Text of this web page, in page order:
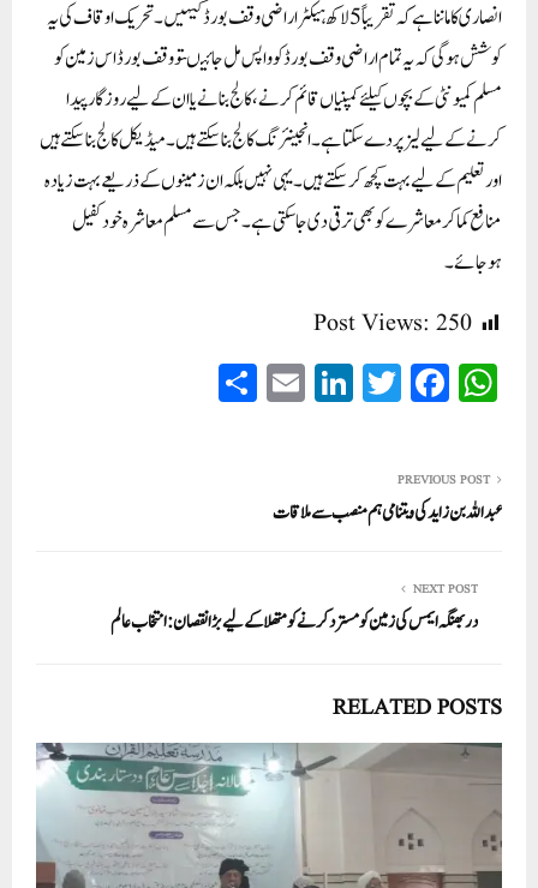
انصاری کا ماننا ہے کہ تقریباً 5 لاکھ ہیکٹر اراضی وقف بورڈ کیہیں۔ تحریک اوقاف کی یہ
کوشش ہوگی کہ یہ تمام اراضی وقف بورڈ کو واپس مل جائیںتو وقف بورڈ اس زمین کو
مسلم کمیونٹی کے بچوں کیلئے کمپنیاں قائم کرنے، کالج بنانے یا ان کے لیے روزگار پیدا
کرنے کے لیے لیز پر دے سکتا ہے۔ انجینئرنگ کالج بنا سکتے ہیں۔میڈیکل کالج بنا سکتے ہیں
اور تعلیم کے لیے بہت کچھ کر سکتے ہیں۔ یہی نہیں بلکہ ان زمینوں کے ذریعے بہت زیادہ
منافع کما کر معاشرے کو بھی ترقی دی جا سکتی ہے۔ جس سے مسلم معاشرہ خود کفیل
ہوجائے۔
Post Views: 250
W
ha
A
pp
Fa
ce
ok
T
wi
r
Li
nk
In
E
m
PREVIOUS POST
عبداللہ بن زاید کی ویتنامی ہم منصب سے ملاقات
NEXT POST
دربھنگہ ایمس کی زمین کو مسترد کرنے کو متھلا کے لیے بڑا نقصان:انتخاب عالم
RELATED POSTS